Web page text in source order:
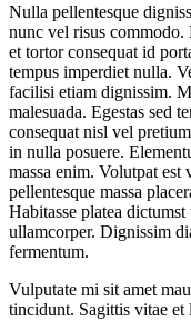
Nulla pellentesque
nunc vel risus
et tortor consequat id
tempus imperdiet nulla.
facilisi etiam dignissim.
malesuada. Egestas sed
consequat nisl vel
in nulla posuere.
massa enim. Volutpat est
pellentesque massa
Habitasse platea
ullamcorper. Dignissim
fermentum.
Vulputate mi sit amet
tincidunt. Sagittis vitae